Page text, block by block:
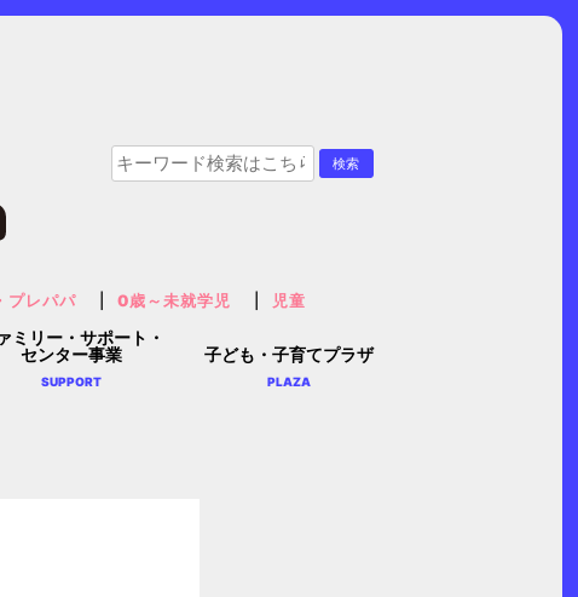
ミリー・サポート・
センター事業
SUPPORT
子ども・子育てプラザ
PLAZA
プレパパ 0歳～未就学児 児童